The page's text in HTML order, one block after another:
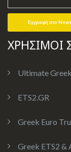
ΧΡΗΣΙΜΟΙ
Ultimate
ETS2.GR
Greek Euro
Greek ETS2 &